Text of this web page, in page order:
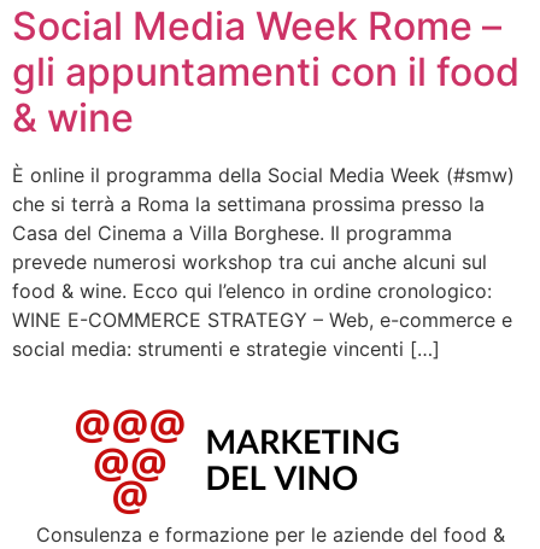
Social Media Week Rome –
gli appuntamenti con il food
& wine
È online il programma della Social Media Week (#smw)
che si terrà a Roma la settimana prossima presso la
Casa del Cinema a Villa Borghese. Il programma
prevede numerosi workshop tra cui anche alcuni sul
food & wine. Ecco qui l’elenco in ordine cronologico:
WINE E-COMMERCE STRATEGY – Web, e-commerce e
social media: strumenti e strategie vincenti […]
Consulenza e formazione per le aziende del food &